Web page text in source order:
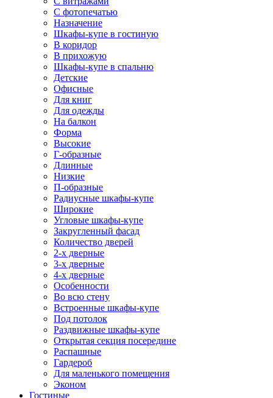
С фотопечатью
Назначение
Шкафы-купе в гостиную
В коридор
В прихожую
Шкафы-купе в спальню
Детские
Офисные
Для книг
Для одежды
На балкон
Форма
Высокие
Г-образные
Длинные
Низкие
П-образные
Радиусные шкафы-купе
Широкие
Угловые шкафы-купе
Закругленный фасад
Количество дверей
2-х дверные
3-х дверные
4-х дверные
Особенности
Во всю стену
Встроенные шкафы-купе
Под потолок
Раздвижные шкафы-купе
Открытая секция посередине
Распашные
Гардероб
Для маленького помещения
Эконом
Гостиные